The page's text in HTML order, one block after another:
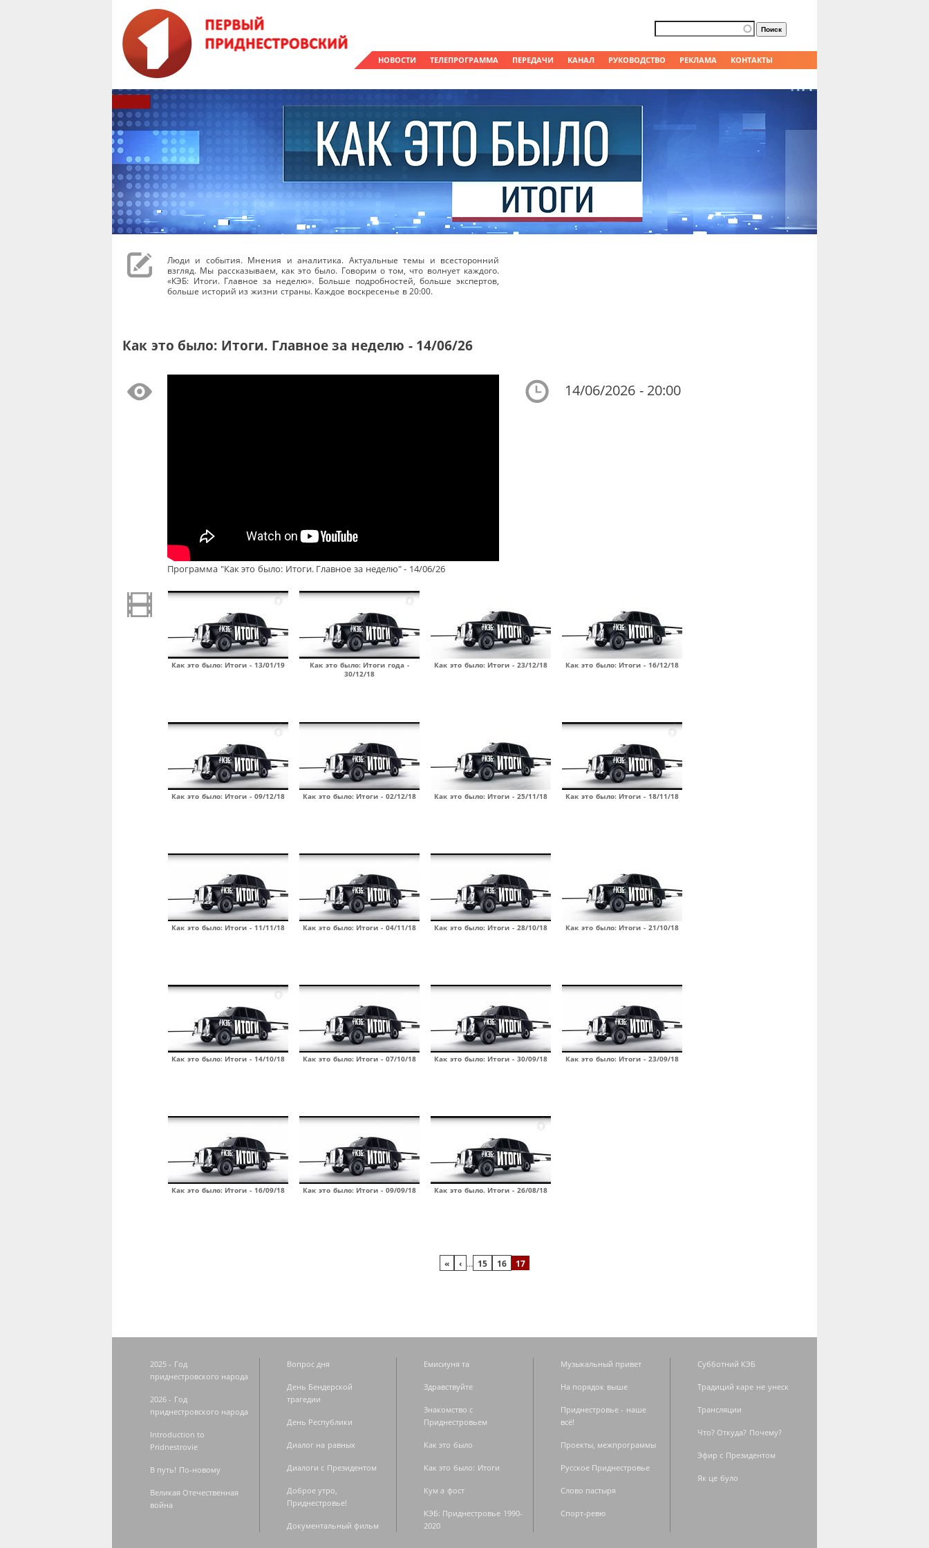
НОВОСТИ ТЕЛЕПРОГРАММА ПЕРЕДАЧИ КАНАЛ РУКОВОДСТВО РЕКЛАМА КОНТАКТЫ
Форма поиска
Поиск
Люди и события. Мнения и аналитика. Актуальные темы и всесторонний
взгляд. Мы рассказываем, как это было. Говорим о том, что волнует каждого.
«КЭБ: Итоги. Главное за неделю». Больше подробностей, больше экспертов,
больше историй из жизни страны. Каждое воскресенье в 20:00.
Как это было: Итоги. Главное за неделю - 14/06/26
Программа "Как это было: Итоги. Главное за неделю" - 14/06/26
14/06/2026 - 20:00
Как это было: Итоги - 13/01/19
Как это было: Итоги года -
30/12/18
Как это было: Итоги - 23/12/18 Как это было: Итоги - 16/12/18
Как это было: Итоги - 09/12/18 Как это было: Итоги - 02/12/18 Как это было: Итоги - 25/11/18 Как это было: Итоги - 18/11/18
Как это было: Итоги - 11/11/18 Как это было: Итоги - 04/11/18 Как это было: Итоги - 28/10/18 Как это было: Итоги - 21/10/18
Как это было: Итоги - 14/10/18 Как это было: Итоги - 07/10/18 Как это было: Итоги - 30/09/18 Как это было: Итоги - 23/09/18
Как это было: Итоги - 16/09/18 Как это было: Итоги - 09/09/18 Как это было. Итоги - 26/08/18
« ‹ … 15 16 17
2025 - Год
приднестровского народа
2026 - Год
приднестровского народа
Introduction to
Pridnestrovie
В путь! По-новому
Великая Отечественная
война
Вопрос дня
День Бендерской
трагедии
День Республики
Диалог на равных
Диалоги с Президентом
Доброе утро,
Приднестровье!
Документальный фильм
Емисиуня та
Здравствуйте
Знакомство с
Приднестровьем
Как это было
Как это было: Итоги
Кум а фост
КЭБ: Приднестровье 1990-
2020
Музыкальный привет
На порядок выше
Приднестровье - наше
всё!
Проекты, межпрограммы
Русское Приднестровье
Слово пастыря
Спорт-ревю
Субботний КЭБ
Традиций каре не унеск
Трансляции
Что? Откуда? Почему?
Эфир с Президентом
Як це було